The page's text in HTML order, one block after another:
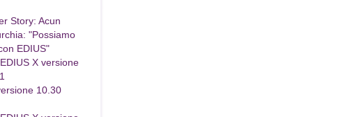
Story: Acun
"Possiamo
EDIUS"
X versione
10.30